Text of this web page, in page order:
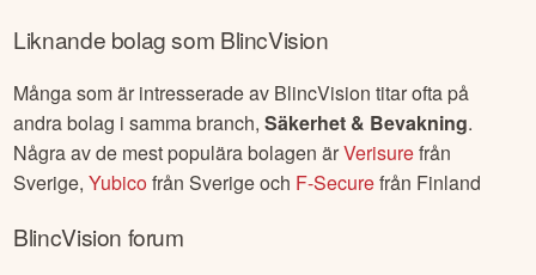
Liknande bolag som BlincVision
Många som är intresserade av BlincVision titar ofta på
andra bolag i samma branch,Säkerhet & Bevakning.
Några av de mest populära bolagen ärVerisurefrån
Sverige,YubicofrånSverigeoch F-Securefrån Finland
BlincVision forum